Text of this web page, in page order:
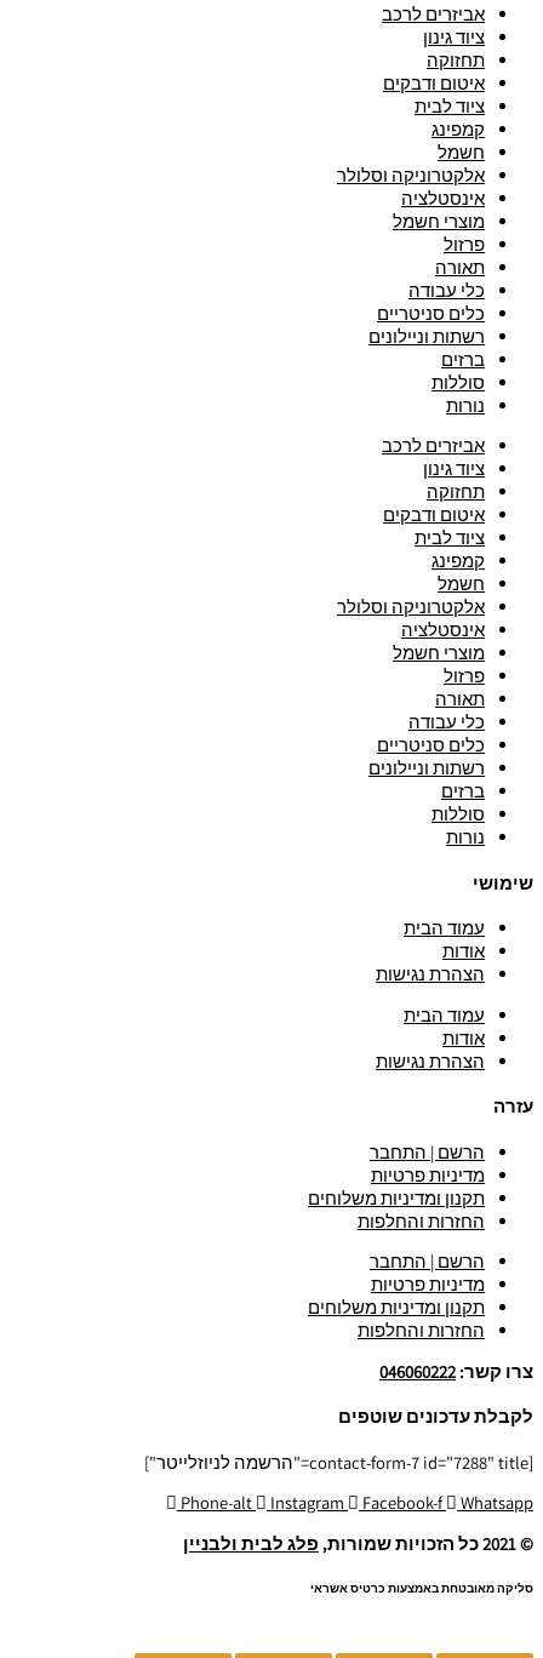
אביזרים לרכב
ציוד גינון
תחזוקה
איטום ודבקים
ציוד לבית
קמפינג
חשמל
אלקטרוניקה וסלולר
אינסטלציה
מוצרי חשמל
פרזול
תאורה
כלי עבודה
כלים סניטריים
רשתות וניילונים
ברזים
סוללות
נורות
אביזרים לרכב
ציוד גינון
תחזוקה
איטום ודבקים
ציוד לבית
קמפינג
חשמל
אלקטרוניקה וסלולר
אינסטלציה
מוצרי חשמל
פרזול
תאורה
כלי עבודה
כלים סניטריים
רשתות וניילונים
ברזים
סוללות
נורות
שימושי
עמוד הבית
אודות
הצהרת נגישות
עמוד הבית
אודות
הצהרת נגישות
עזרה
הרשם | התחבר
מדיניות פרטיות
תקנון ומדיניות משלוחים
החזרות והחלפות
הרשם | התחבר
מדיניות פרטיות
תקנון ומדיניות משלוחים
החזרות והחלפות
צרו קשר: 046060222
לקבלת עדכונים שוטפים
[contact-form-7 id="7288" title="הרשמה לניוזלייטר"]
Phone-alt
Instagram Facebook-f
Whatsapp
© 2021 כל הזכויות שמורות,
פלג לבית ולבניין
סליקה מאובטחת באמצעות כרטיס אשראי